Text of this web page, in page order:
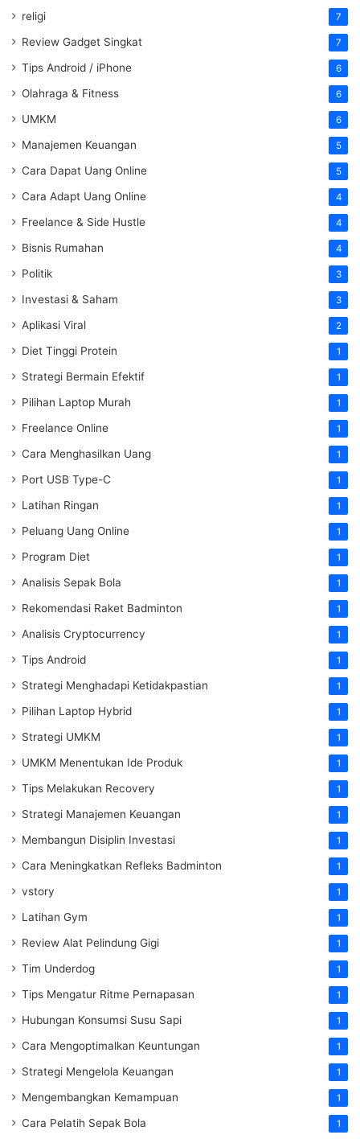
religi 7
Review Gadget Singkat 7
Tips Android / iPhone 6
Olahraga & Fitness 6
UMKM 6
Manajemen Keuangan 5
Cara Dapat Uang Online 5
Cara Adapt Uang Online 4
Freelance & Side Hustle 4
Bisnis Rumahan 4
Politik 3
Investasi & Saham 3
Aplikasi Viral 2
Diet Tinggi Protein 1
Strategi Bermain Efektif 1
Pilihan Laptop Murah 1
Freelance Online 1
Cara Menghasilkan Uang 1
Port USB Type-C 1
Latihan Ringan 1
Peluang Uang Online 1
Program Diet 1
Analisis Sepak Bola 1
Rekomendasi Raket Badminton 1
Analisis Cryptocurrency 1
Tips Android 1
Strategi Menghadapi Ketidakpastian 1
Pilihan Laptop Hybrid 1
Strategi UMKM 1
UMKM Menentukan Ide Produk 1
Tips Melakukan Recovery 1
Strategi Manajemen Keuangan 1
Membangun Disiplin Investasi 1
Cara Meningkatkan Refleks Badminton 1
vstory 1
Latihan Gym 1
Review Alat Pelindung Gigi 1
Tim Underdog 1
Tips Mengatur Ritme Pernapasan 1
Hubungan Konsumsi Susu Sapi 1
Cara Mengoptimalkan Keuntungan 1
Strategi Mengelola Keuangan 1
Mengembangkan Kemampuan 1
Cara Pelatih Sepak Bola 1